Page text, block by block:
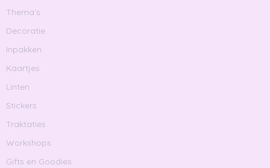
Thema's
Decoratie
Inpakken
Kaartjes
Linten
Stickers
Traktaties
Workshops
Gifts en Goodies